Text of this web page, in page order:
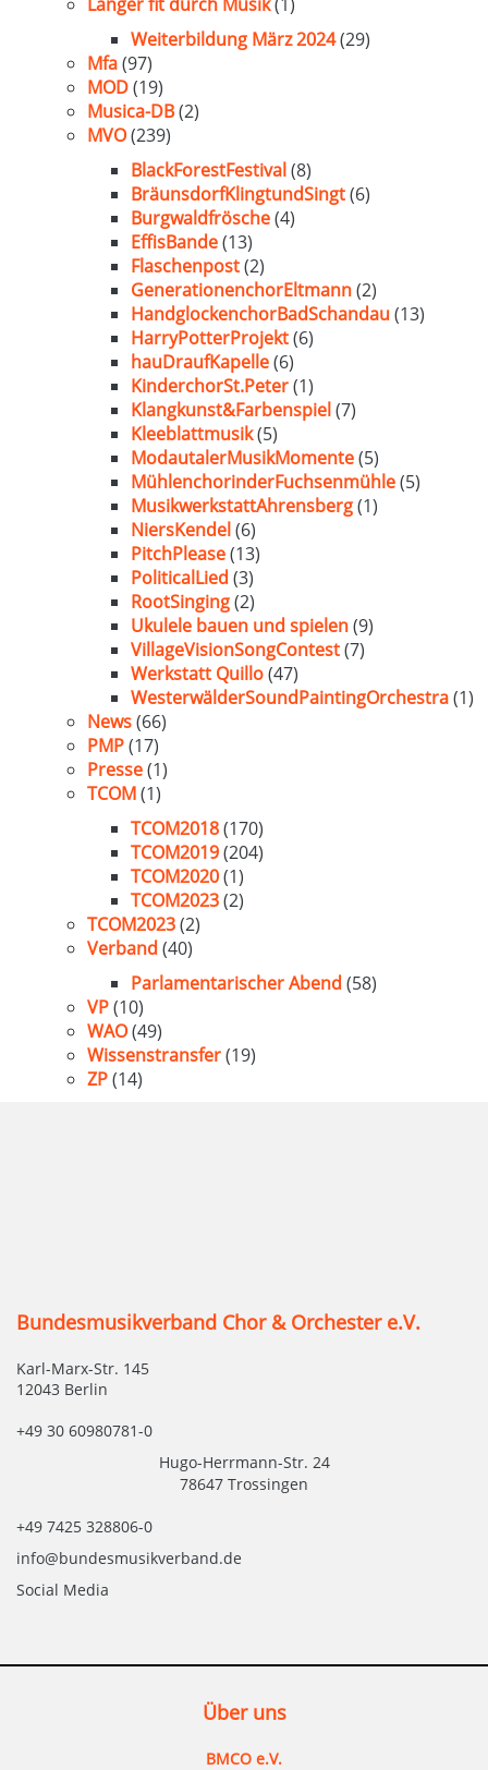
Weiterbildung März 2024(29)
Mfa(97)
MOD(19)
Musica-DB(2)
MVO(239)
BlackForestFestival(8)
BräunsdorfKlingtundSingt(6)
Burgwaldfrösche(4)
EffisBande(13)
Flaschenpost(2)
GenerationenchorEltmann(2)
HandglockenchorBadSchandau(13)
HarryPotterProjekt(6)
hauDraufKapelle(6)
KinderchorSt.Peter(1)
Klangkunst&Farbenspiel(7)
Kleeblattmusik(5)
ModautalerMusikMomente(5)
MühlenchorinderFuchsenmühle(5)
MusikwerkstattAhrensberg(1)
NiersKendel(6)
PitchPlease(13)
PoliticalLied (3)
RootSinging(2)
Ukulele bauen und spielen(9)
VillageVisionSongContest(7)
Werkstatt Quillo(47)
WesterwälderSoundPaintingOrchestra(1)
News(66)
PMP(17)
Presse(1)
TCOM(1)
TCOM2018(170)
TCOM2019(204)
TCOM2020(1)
TCOM2023(2)
TCOM2023(2)
Verband (40)
Parlamentarischer Abend (58)
VP(10)
WAO(49)
Wissenstransfer(19)
ZP(14)
Bundesmusikverband Chor & Orchester e.V.
Karl-Marx-Str. 145
12043 Berlin
+49 30 60980781-0
Hugo-Herrmann-Str. 24
78647 Trossingen
+49 7425 328806-0
info@bundesmusikverband.de
Social Media
Über uns
BMCO e.V.